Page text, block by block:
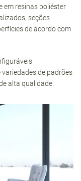
em resinas poliéster
seções
de acordo com
de padrões
alta qualidade.